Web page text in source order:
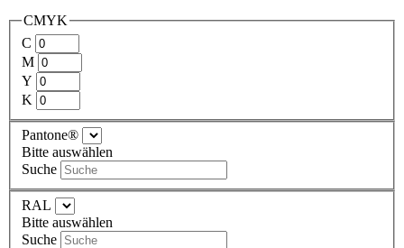
CMYK
C
M
Y
K
Pantone®
Bitte auswählen
Suche
RAL
Bitte auswählen
Suche